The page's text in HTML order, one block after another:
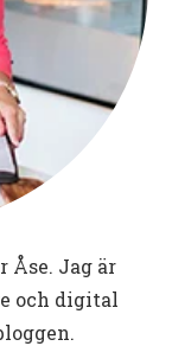
Åse. Jag är
och digital